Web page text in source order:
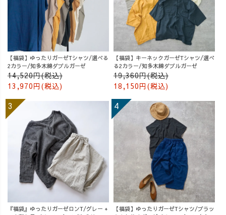
【福袋】ゆったりガーゼTシャツ/選べる
2カラー/知多木綿ダブルガーゼ
14,520円(税込)
13,970円(税込)
【福袋】キーネックガーゼTシャツ/選べ
る2カラー/知多木綿ダブルガーゼ
19,360円(税込)
18,150円(税込)
『福袋』ゆったりガーゼロンT/グレー +
【福袋】ゆったりガーゼTシャツ/ブラッ